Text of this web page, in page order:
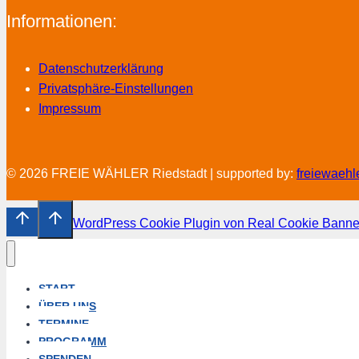
Informationen:
Datenschutzerklärung
Privatsphäre-Einstellungen
Impressum
© 2026 FREIE WÄHLER Riedstadt | supported by:
WordPress Cookie Plugin von Real Cookie
START
ÜBER UNS
TERMINE
PROGRAMM